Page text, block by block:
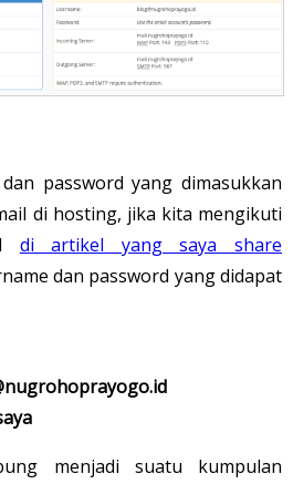
password yang dimasukkan
di hosting, jika kita mengikuti
di artikel yang saya share
dan password yang didapat
menjadi suatu kumpulan